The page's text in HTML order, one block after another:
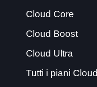
Cloud Core
Cloud Boost
Cloud Ultra
Tutti i piani Cloud